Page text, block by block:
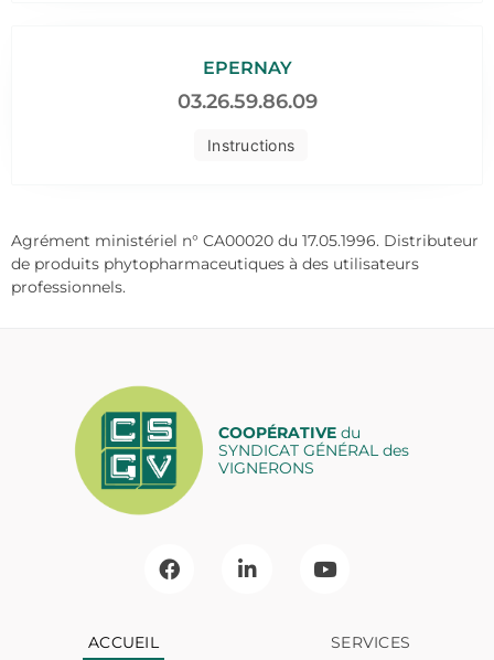
Instructions
EPERNAY
03.26.59.86.09
Agrément ministériel n° CA00020 du 17.05.1996. Distributeur
de produits phytopharmaceutiques à des utilisateurs
professionnels.
COOPÉRATIVEdu
SYNDICAT GÉNÉRAL des
VIGNERONS
ACCUEIL SERVICES